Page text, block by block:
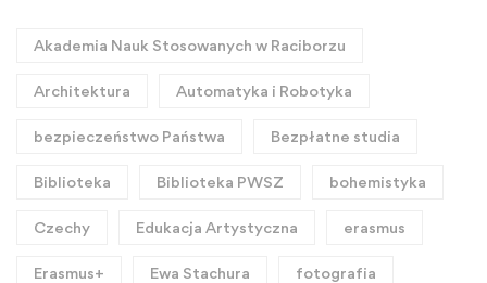
Akademia Nauk Stosowanych w Raciborzu
Architektura Automatyka i Robotyka
bezpieczeństwo Państwa Bezpłatne studia
Biblioteka Biblioteka PWSZ bohemistyka
Czechy Edukacja Artystyczna erasmus
Erasmus+ Ewa Stachura fotografia